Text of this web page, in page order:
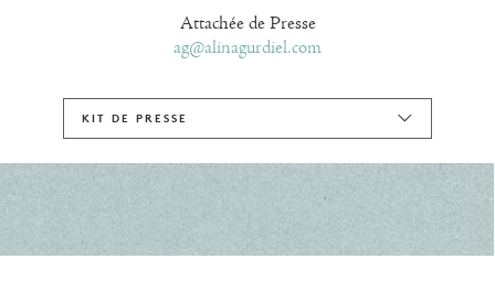
Attachée de Presse
ag@alinagurdiel.com
KIT DE PRESSE